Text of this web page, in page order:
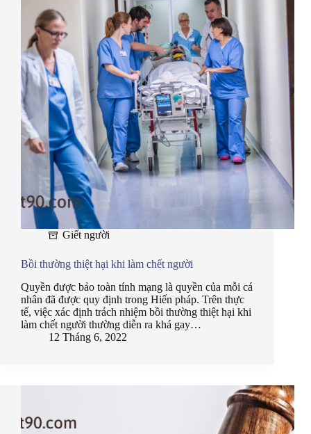
Giết người
Bồi thường thiệt hại khi làm chết người
Quyền được bảo toàn tính mạng là quyền của mỗi cá
nhân đã được quy định trong Hiến pháp. Trên thực
tế, việc xác định trách nhiệm bồi thường thiệt hại khi
làm chết người thường diễn ra khá gay…
12 Tháng 6, 2022